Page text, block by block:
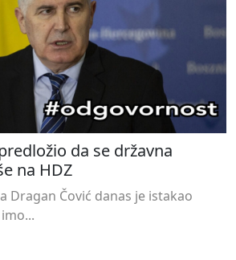
da se državna
na HDZ
Dragan Čović danas je istakao